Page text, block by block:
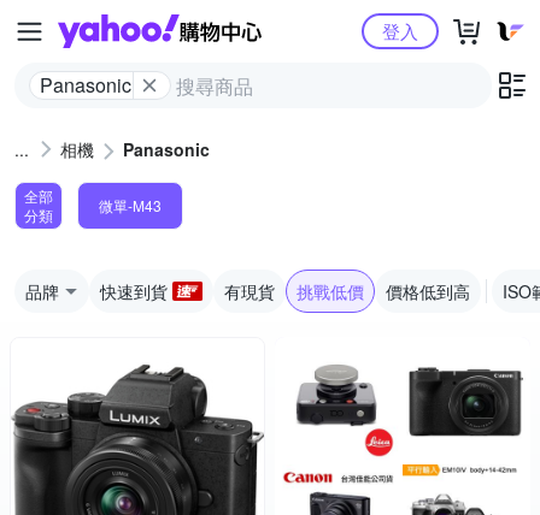
Yahoo購物中心
Panasonic
登入
相機 Panasonic
全部
分類
微單-M43
品牌 快速到貨 有現貨 挑戰低價 價格低到高 ISO